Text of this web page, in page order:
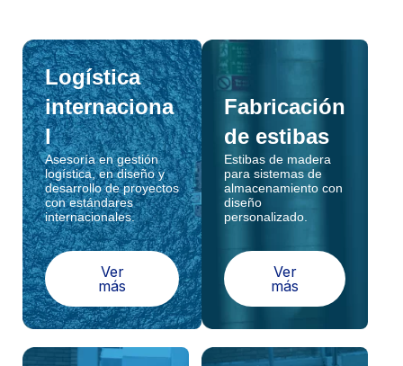
Logística
internaciona
l
Asesoría en gestión
logística, en diseño y
desarrollo de proyectos
con estándares
internacionales.
Ver
más
Fabricación
de estibas
Estibas de madera
para sistemas de
almacenamiento con
diseño
personalizado.
Ver
más